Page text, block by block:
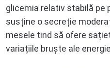
glicemia relativ stabilă pe
susține o secreție
mesele tind să ofere
variațiile bruște ale